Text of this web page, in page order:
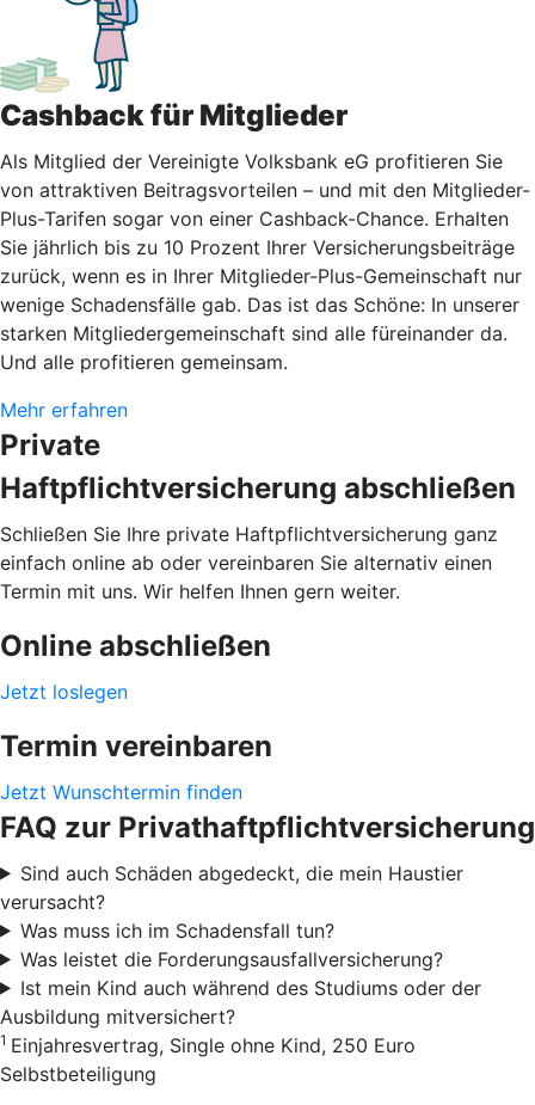
Cashback für Mitglieder
Als Mitglied der Vereinigte Volksbank eG profitieren Sie
von attraktiven Beitragsvorteilen – und mit den Mitglieder-
Plus-Tarifen sogar von einer Cashback-Chance. Erhalten
Sie jährlich bis zu 10 Prozent Ihrer Versicherungsbeiträge
zurück, wenn es in Ihrer Mitglieder-Plus-Gemeinschaft nur
wenige Schadensfälle gab. Das ist das Schöne: In unserer
starken Mitgliedergemeinschaft sind alle füreinander da.
Und alle profitieren gemeinsam.
Mehr erfahren
Private
Haftpflichtversicherung abschließen
Schließen Sie Ihre private Haftpflichtversicherung ganz
einfach online ab oder vereinbaren Sie alternativ einen
Termin mit uns. Wir helfen Ihnen gern weiter.
Online abschließen
Jetzt loslegen
Termin vereinbaren
Jetzt Wunschtermin finden
FAQ zur Privathaftpflichtversicherung
Sind auch Schäden abgedeckt, die mein Haustier
verursacht?
Was muss ich im Schadensfall tun?
Was leistet die Forderungsausfallversicherung?
Ist mein Kind auch während des Studiums oder der
Ausbildung mitversichert?
1 Einjahresvertrag, Single ohne Kind, 250 Euro
Selbstbeteiligung